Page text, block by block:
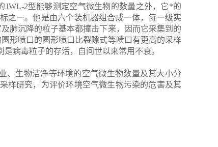
JWL-2型能够测定空气微生物的数量之外，它*的
之一。他是由六个装机器组合成一体，每一级实
肺沉降的粒子基本都撞击下来，因而它采集到的
形喷口的圆形喷口比裂隙式等喷口有更高的采样
病毒粒子的存活，自问世以来常用不衰。
、生物洁净等环境的空气微生物数量及其大小分
样研究，为评价环境空气微生物污染的危害及其